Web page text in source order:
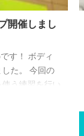
開催しまし
す！ ボディ
た。 今回の
う練習を行い